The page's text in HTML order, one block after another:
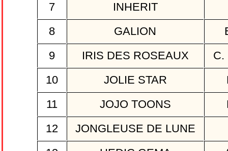
7
INHERIT
8
GALION
9
IRIS DES ROSEAUX
C.
10
JOLIE STAR
11
JOJO TOONS
12
JONGLEUSE DE LUNE